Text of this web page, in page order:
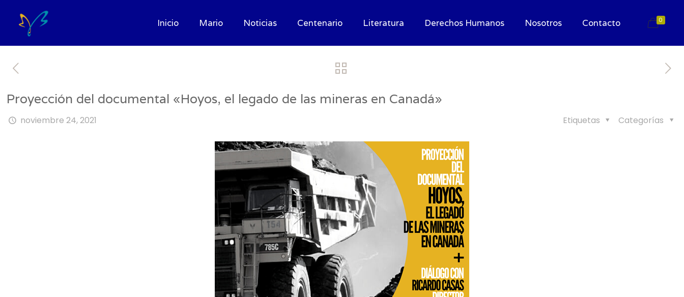
Inicio Mario Noticias Centenario Literatura Derechos Humanos Nosotros Contacto 0
Proyección del documental «Hoyos, el legado de las mineras en Canadá»
noviembre 24, 2021 Categorías
Etiquetas